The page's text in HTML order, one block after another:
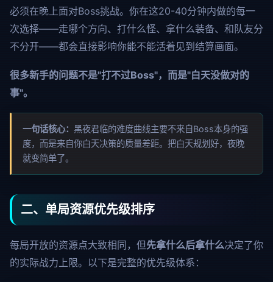
必须在晚上面对Boss挑战。你在这20-40分钟内做的每一
次选择——走哪个方向、打什么怪、拿什么装备、和队友分
不分开——都会直接影响你能不能活着见到结算画面。
很多新手的问题不是"打不过Boss"，而是"白天没做对的
事"。
一句话核心： 黑夜君临的难度曲线主要不来自Boss本身的强
度，而是来自你白天决策的质量差距。把白天规划好，夜晚
就变简单了。
二、单局资源优先级排序
每局开放的资源点大致相同，但先拿什么后拿什么决定了你
的实际战力上限。以下是完整的优先级体系：